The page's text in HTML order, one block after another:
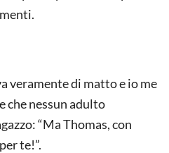
veramente di matto e io me
che nessun adulto
“Ma Thomas, con
te!”.